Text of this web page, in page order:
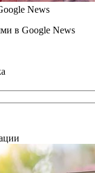
News
в Google News